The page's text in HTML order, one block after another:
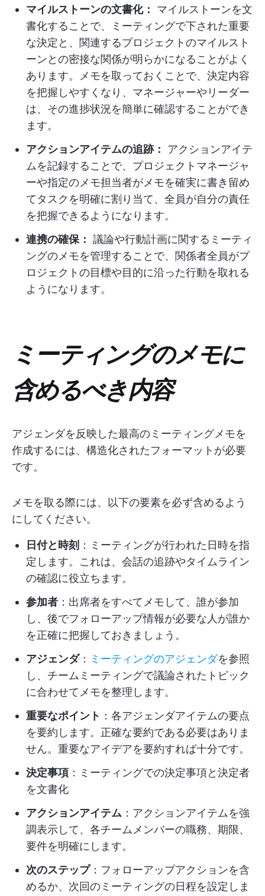
マイルストーンの文書化：
マイルストーンを文
書化することで、ミーティングで下された重要
な決定と、関連するプロジェクトのマイルスト
ーンとの密接な関係が明らかになることがよく
あります。メモを取っておくことで、決定内容
を把握しやすくなり、マネージャーやリーダー
は、その進捗状況を簡単に確認することができ
ます。
アクションアイテムの追跡：
アクションアイテ
ムを記録することで、プロジェクトマネージャ
ーや指定のメモ担当者がメモを確実に書き留め
てタスクを明確に割り当て、全員が自分の責任
を把握できるようになります。
連携の確保： 議論や行動計画に関するミーティ
ングのメモを管理することで、関係者全員がプ
ロジェクトの目標や目的に沿った行動を取れる
ようになります。
ミーティングのメモに
含めるべき内容
アジェンダを反映した最高のミーティングメモを
作成するには、構造化されたフォーマットが必要
です。
メモを取る際には、以下の要素を必ず含めるよう
にしてください。
日付と時刻 ：ミーティングが行われた日時を指
定します。これは、会話の追跡やタイムライン
の確認に役立ちます。
参加者 ：出席者をすべてメモして、誰が参加
し、後でフォローアップ情報が必要な人が誰か
を正確に把握しておきましょう。
アジェンダ： ミーティングのアジェンダを参照
し、チームミーティングで議論されたトピック
に合わせてメモを整理します。
重要なポイント ：各アジェンダアイテムの要点
を要約します。正確な要約である必要はありま
せん。重要なアイデアを要約すれば十分です。
決定事項 ：ミーティングでの決定事項と決定者
を文書化
アクションアイテム ：アクションアイテムを強
調表示して、各チームメンバーの職務、期限、
要件を明確にします。
次のステップ：フォローアップアクションを含
めるか、次回のミーティングの日程を設定しま